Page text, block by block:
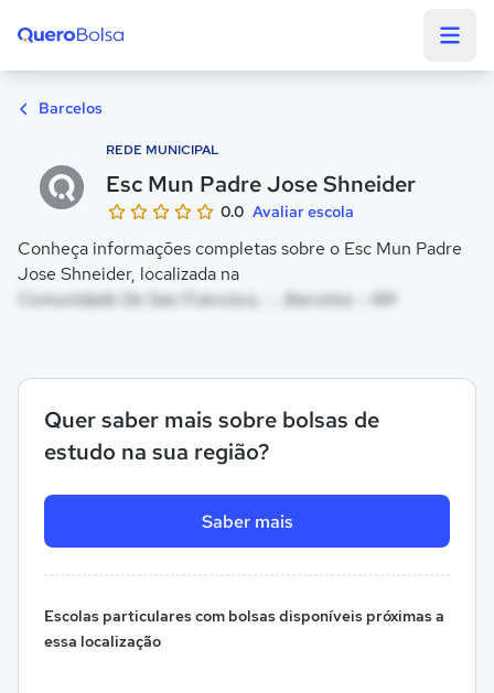
Barcelos
REDE MUNICIPAL
Esc Mun Padre Jose Shneider
0.0 Avaliar escola
Conheça informações completas sobre o Esc Mun Padre
Jose Shneider, localizada na
Comunidade De Sao Francisco, - , Barcelos - AM
Quer saber mais sobre bolsas de
estudo na sua região?
Saber mais
Escolas particulares com bolsas disponíveis próximas a
essa localização